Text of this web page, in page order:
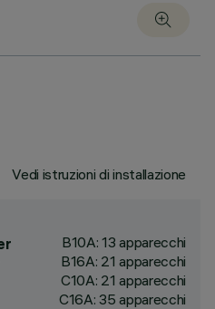
Vedi istruzioni di installazione
B10A: 13 apparecchi
B16A: 21 apparecchi
C10A: 21 apparecchi
C16A: 35 apparecchi